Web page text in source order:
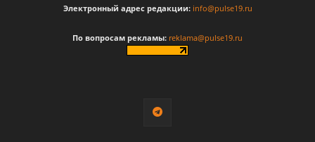
Электронный адрес редакции: info@pulse19.ru
По вопросам рекламы: reklama@pulse19.ru